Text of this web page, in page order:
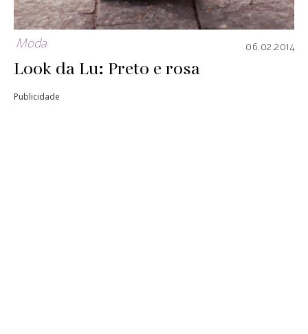
Moda 06.02.2014
Look da Lu: Preto e rosa
Publicidade